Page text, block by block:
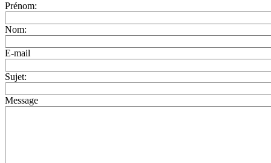
Prénom:
Nom:
E-mail
Sujet:
Message